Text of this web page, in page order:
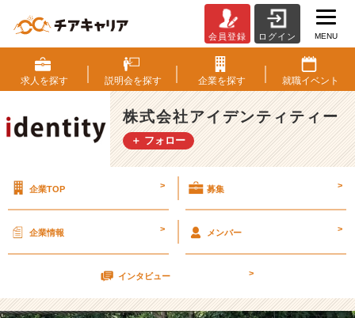
活
ノ
ー
ト
【株
式
イ
テ
ィ
ィ
会員登録 ログイン MENU
求人を探す 説明会を探す 企業を探す 就職イベント
株式会社アイデンティティー
＋ フォロー
企業TOP > 募集 >
企業情報 > メンバー >
インタビュー >